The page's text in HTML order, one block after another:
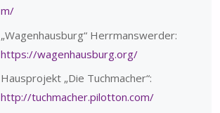
m/
„Wagenhausburg“ Herrmanswerder:
https://wagenhausburg.org/
Hausprojekt „Die Tuchmacher“:
http://tuchmacher.pilotton.com/